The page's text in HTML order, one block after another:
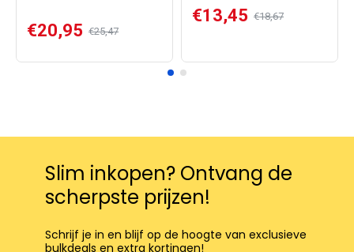
€20,95 €25,47
€13,45 €18,67
Slim inkopen? Ontvang de
scherpste prijzen!
Schrijf je in en blijf op de hoogte van exclusieve
bulkdeals en extra kortingen!